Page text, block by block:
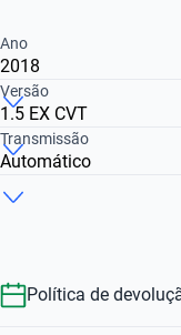
Ano
2018
2013
R$ 50.899
Versão
1.5 EX CVT
1.5 EX CVT
Transmissão
Automático
Política de